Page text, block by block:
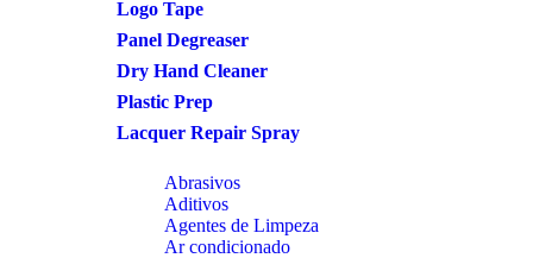
Logo Tape
Panel Degreaser
Dry Hand Cleaner
Plastic Prep
Lacquer Repair Spray
Abrasivos
Aditivos
Agentes de Limpeza
Ar condicionado